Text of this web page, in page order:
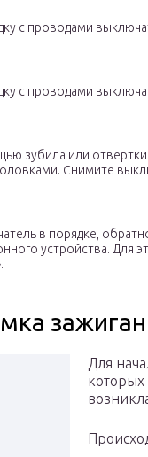
с проводами
с проводами
зубила или
Снимите
в порядке,
устройства. Для
Для
которых